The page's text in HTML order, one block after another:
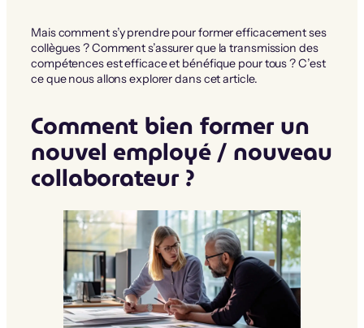
Mais comment s’y prendre pour former efficacement ses
collègues ? Comment s’assurer que la transmission des
compétences est efficace et bénéfique pour tous ? C’est
ce que nous allons explorer dans cet article.
Comment bien former un
nouvel employé / nouveau
collaborateur ?